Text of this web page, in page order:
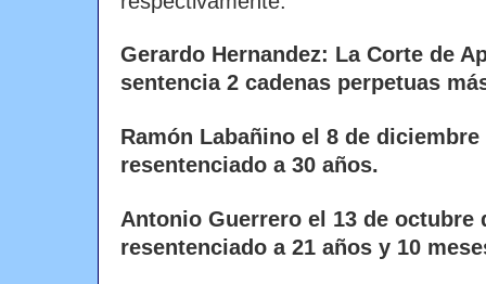
Gerardo Hernandez: La Corte de
sentencia 2 cadenas perpetuas
Ramón Labañino el 8 de diciembre
resentenciado a30 años.
Antonio Guerrero el 13 de octubre
resentenciado a 21 años y 10